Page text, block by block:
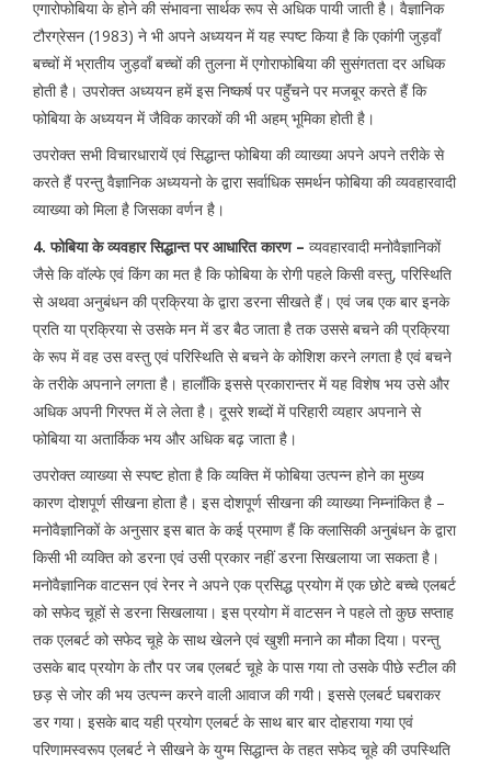
एगारोफोबिया के होने की संभावना सार्थक रूप से अधिक पायी जाती है। वैज्ञानिक
टौरग्रेसन (1983) ने भी अपने अध्ययन में यह स्पष्ट किया है कि एकांगी जुड़वॉं
बच्चों में भ्रातीय जुड़वॉं बच्चों की तुलना में एगोराफोबिया की सुसंगतता दर अधिक
होती है। उपरोक्त अध्ययन हमें इस निष्कर्ष पर पहुॅंचने पर मजबूर करते हैं कि
फोबिया के अध्ययन में जैविक कारकों की भी अहम् भूमिका होती है।
उपरोक्त सभी विचारधारायें एवं सिद्धान्त फोबिया की व्याख्या अपने अपने तरीके से
करते हैं परन्तु वैज्ञानिक अध्ययनो के द्वारा सर्वाधिक समर्थन फोबिया की व्यवहारवादी
व्याख्या को मिला है जिसका वर्णन है।
4. फोबिया के व्यवहार सिद्धान्त पर आधारित कारण – व्यवहारवादी मनोवैज्ञानिकों
जैसे कि वॉल्फे एवं किंग का मत है कि फोबिया के रोगी पहले किसी वस्तु, परिस्थिति
से अथवा अनुबंधन की प्रक्रिया के द्वारा डरना सीखते हैं। एवं जब एक बार इनके
प्रति या प्रक्रिया से उसके मन में डर बैठ जाता है तक उससे बचने की प्रक्रिया
के रूप में वह उस वस्तु एवं परिस्थिति से बचने के कोशिश करने लगता है एवं बचने
के तरीके अपनाने लगता है। हालॉंकि इससे प्रकारान्तर में यह विशेष भय उसे और
अधिक अपनी गिरफ्त में ले लेता है। दूसरे शब्दों में परिहारी व्यहार अपनाने से
फोबिया या अतार्किक भय और अधिक बढ़ जाता है।
उपरोक्त व्याख्या से स्पष्ट होता है कि व्यक्ति में फोबिया उत्पन्न होने का मुख्य
कारण दोशपूर्ण सीखना होता है। इस दोशपूर्ण सीखना की व्याख्या निम्नांकित है –
मनोवैज्ञानिकों के अनुसार इस बात के कई प्रमाण हैं कि क्लासिकी अनुबंधन के द्वारा
किसी भी व्यक्ति को डरना एवं उसी प्रकार नहीं डरना सिखलाया जा सकता है।
मनोवैज्ञानिक वाटसन एवं रेनर ने अपने एक प्रसिद्ध प्रयोग में एक छोटे बच्चे एलबर्ट
को सफेद चूहों से डरना सिखलाया। इस प्रयोग में वाटसन ने पहले तो कुछ सप्ताह
तक एलबर्ट को सफेद चूहे के साथ खेलने एवं खुशी मनाने का मौका दिया। परन्तु
उसके बाद प्रयोग के तौर पर जब एलबर्ट चूहे के पास गया तो उसके पीछे स्टील की
छड़ से जोर की भय उत्पन्न करने वाली आवाज की गयी। इससे एलबर्ट घबराकर
डर गया। इसके बाद यही प्रयोग एलबर्ट के साथ बार बार दोहराया गया एवं
परिणामस्वरूप एलबर्ट ने सीखने के युग्म सिद्धान्त के तहत सफेद चूहे की उपस्थिति